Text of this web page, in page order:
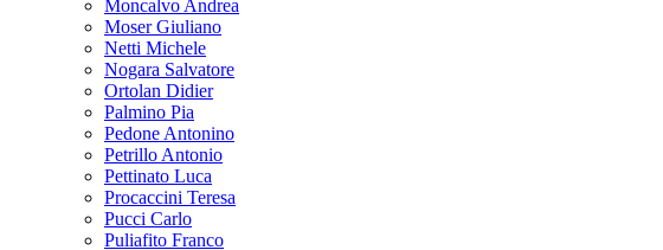
Moncalvo Andrea
Moser Giuliano
Netti Michele
Nogara Salvatore
Ortolan Didier
Palmino Pia
Pedone Antonino
Petrillo Antonio
Pettinato Luca
Procaccini Teresa
Pucci Carlo
Puliafito Franco